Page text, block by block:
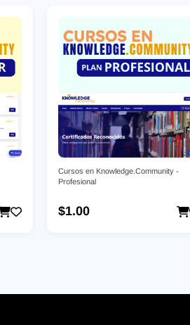
Cursos en Knowledge.Community -
Profesional
$1.00